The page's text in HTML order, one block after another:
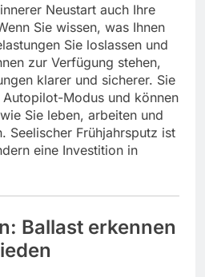
Neustart auch Ihre
Sie wissen, was Ihnen
Sie loslassen und
zur Verfügung stehen,
klarer und sicherer. Sie
Modus und können
Sie leben, arbeiten und
Seelischer Frühjahrsputz ist
eine Investition in
Ballast erkennen